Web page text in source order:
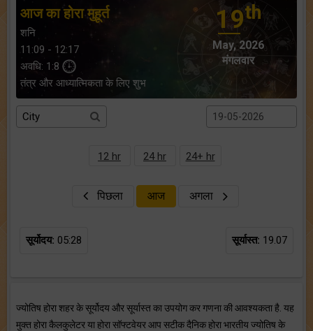
आज का होरा मुहूर्त
शनि
11:09 - 12:17
अवधि: 1:8
तंत्र और आध्यात्मिकता के लिए शुभ
19th
May, 2026
मंगलवार
12 hr 24 hr 24+ hr
पिछला आज अगला
सूर्योदय: 05:28 सूर्यास्त: 19.07
ज्योतिष होरा शहर के सूर्योदय और सूर्यास्त का उपयोग कर गणना की आवश्यकता है. यह
मुक्त होरा कैलकुलेटर या होरा सॉफ्टवेयर आप सटीक दैनिक होरा भारतीय ज्योतिष के